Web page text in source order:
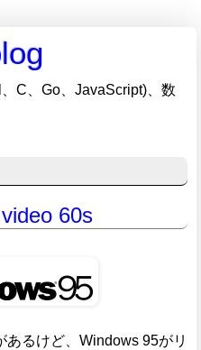
C、Go、JavaScript)、数
60s
るけど、Windows 95がリ